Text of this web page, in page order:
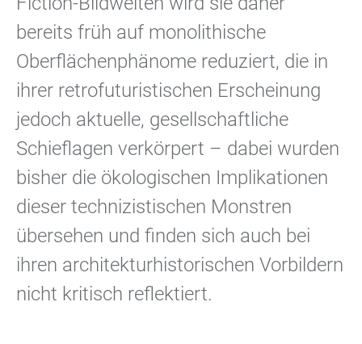
bereits früh auf monolithische
Oberflächenphänome reduziert, die in
ihrer retrofuturistischen Erscheinung
jedoch aktuelle, gesellschaftliche
Schieflagen verkörpert – dabei wurden
bisher die ökologischen Implikationen
dieser technizistischen Monstren
übersehen und finden sich auch bei
ihren architekturhistorischen Vorbildern
nicht kritisch reflektiert.